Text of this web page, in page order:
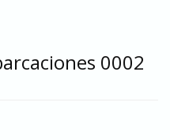
0002